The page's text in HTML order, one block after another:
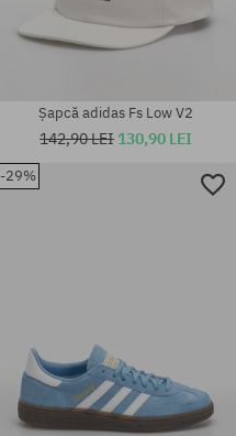
Șapcă adidas Fs Low V2
142,90 LEI 130,90 LEI
-29%